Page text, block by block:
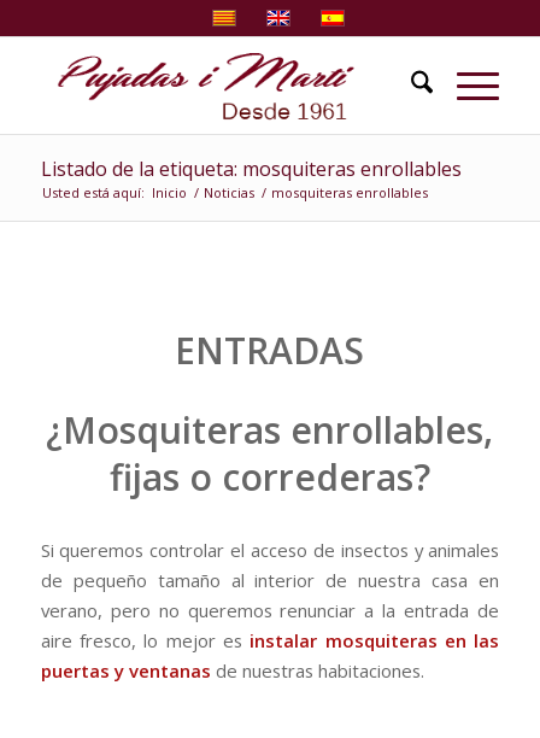
Listado de la etiqueta: mosquiteras enrollables
Usted está aquí: Inicio / Noticias / mosquiteras enrollables
ENTRADAS
¿Mosquiteras enrollables,
fijas o correderas?
Si queremos controlar el acceso de insectos y animales
de pequeño tamaño al interior de nuestra casa en
verano, pero no queremos renunciar a la entrada de
aire fresco, lo mejor es instalar mosquiteras en las
puertas y ventanas de nuestras habitaciones.